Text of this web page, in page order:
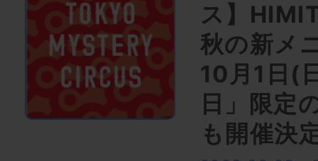
ス】
秋の新メ
10月1日(
日」限定
も開催決